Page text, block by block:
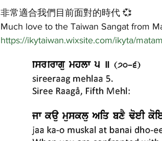
非常適合我們目前面對的時代 💞
Much love to the Taiwan Sangat from
https://ikytaiwan.wixsite.com/ikyta/